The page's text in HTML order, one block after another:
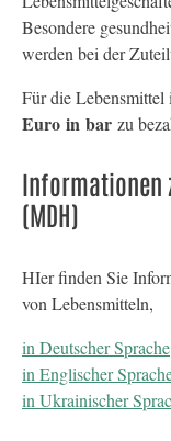
Besondere
werden bei der
Für die Lebensmittel
Euro in bar zu
Informationen
(MDH)
HIer finden Sie
von Lebensmitteln,
in Deutscher Sprache
in Englischer
in Ukrainischer